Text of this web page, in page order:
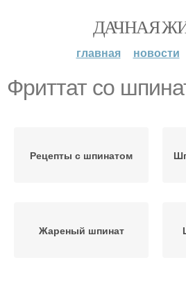
ДАЧНАЯ
главная новости
Фриттат со
Рецепты с шпинатом
Жареный шпинат